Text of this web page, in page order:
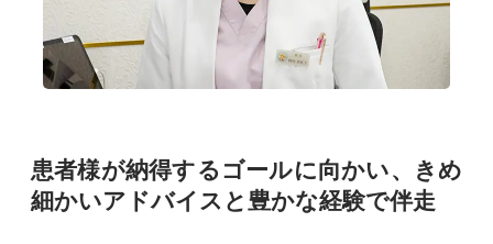
患者様が納得するゴールに向かい、きめ
細かいアドバイスと豊かな経験で伴走